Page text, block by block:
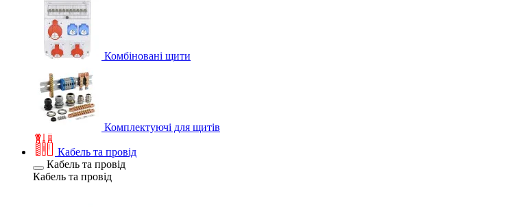
Комбіновані щити
Комплектуючі для щитів
Кабель та провід
Кабель та провід
Кабель та провід